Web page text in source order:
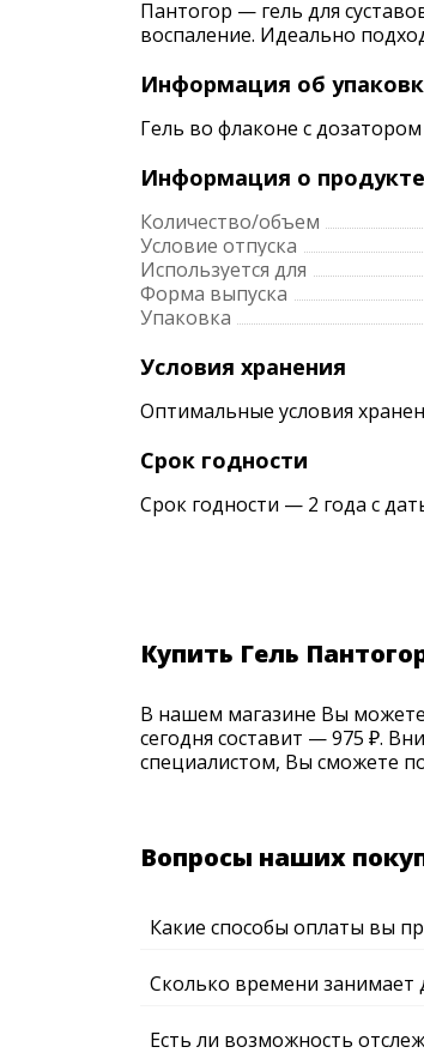
Пантогор — гель для
воспаление. Идеально
Информация об
Гель во флаконе с
Информация о продукте
Количество/объем
Условие отпуска
Используется для
Форма выпуска
Упаковка
Условия хранения
Оптимальные условия
Срок годности
Срок годности — 2 года с
Купить Гель
В нашем магазине Вы можете
сегодня составит — 975 ₽.
специалистом, Вы сможете
Вопросы наших
Какие способы оплаты вы
Сколько времени занимает
Есть ли возможность